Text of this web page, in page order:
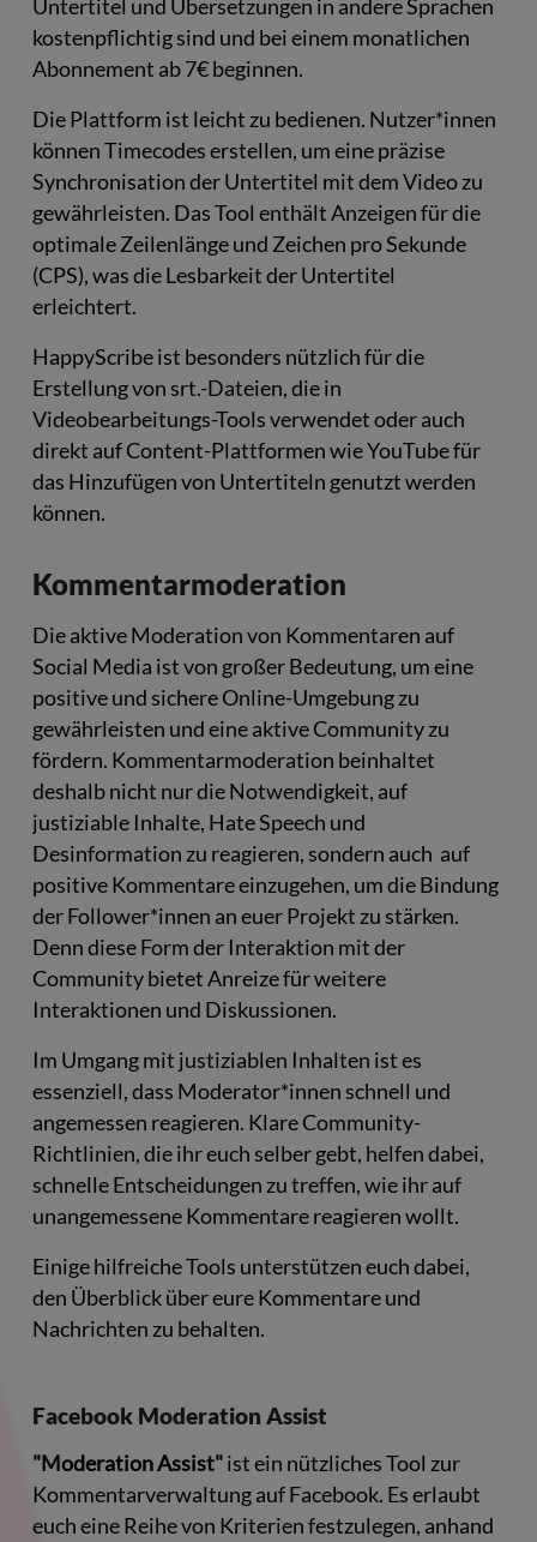
Untertitel und Übersetzungen in andere Sprachen
kostenpflichtig sind und bei einem monatlichen
Abonnement ab 7€ beginnen.
Die Plattform ist leicht zu bedienen. Nutzer*innen
können Timecodes erstellen, um eine präzise
Synchronisation der Untertitel mit dem Video zu
gewährleisten. Das Tool enthält Anzeigen für die
optimale Zeilenlänge und Zeichen pro Sekunde
(CPS), was die Lesbarkeit der Untertitel
erleichtert.
HappyScribe ist besonders nützlich für die
Erstellung von srt.-Dateien, die in
Videobearbeitungs-Tools verwendet oder auch
direkt auf Content-Plattformen wie YouTube für
das Hinzufügen von Untertiteln genutzt werden
können.
Kommentarmoderation
Die aktive Moderation von Kommentaren auf
Social Media ist von großer Bedeutung, um eine
positive und sichere Online-Umgebung zu
gewährleisten und eine aktive Community zu
fördern. Kommentarmoderation beinhaltet
deshalb nicht nur die Notwendigkeit, auf
justiziable Inhalte, Hate Speech und
Desinformation zu reagieren, sondern auch auf
positive Kommentare einzugehen, um die Bindung
der Follower*innen an euer Projekt zu stärken.
Denn diese Form der Interaktion mit der
Community bietet Anreize für weitere
Interaktionen und Diskussionen.
Im Umgang mit justiziablen Inhalten ist es
essenziell, dass Moderator*innen schnell und
angemessen reagieren. Klare Community-
Richtlinien, die ihr euch selber gebt, helfen dabei,
schnelle Entscheidungen zu treffen, wie ihr auf
unangemessene Kommentare reagieren wollt.
Einige hilfreiche Tools unterstützen euch dabei,
den Überblick über eure Kommentare und
Nachrichten zu behalten.
Facebook Moderation Assist
"Moderation Assist"ist ein nützliches Tool zur
Kommentarverwaltung auf Facebook. Es erlaubt
euch eine Reihe von Kriterien festzulegen, anhand